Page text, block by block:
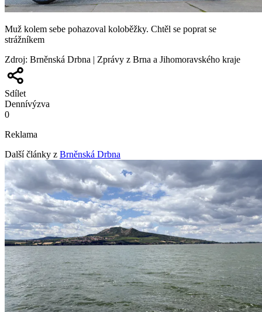
Muž kolem sebe pohazoval koloběžky. Chtěl se poprat se
strážníkem
Zdroj: Brněnská Drbna | Zprávy z Brna a Jihomoravského kraje
Sdílet
Dennívýzva
0
Reklama
Další články z Brněnská Drbna